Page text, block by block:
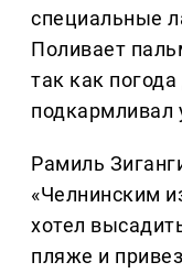
специальные
Поливает
так как
подкармливал
Рамиль
«Челнинским
хотел
пляже и